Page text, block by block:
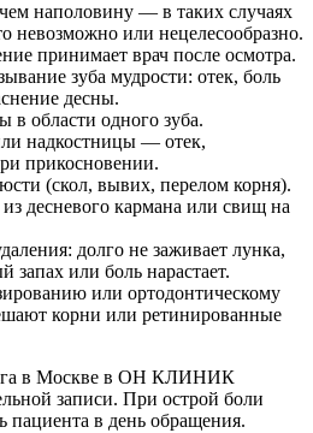
наполовину — в таких случаях
невозможно или нецелесообразно.
принимает врач после осмотра.
зуба мудрости: отек, боль
десны.
области одного зуба.
надкостницы — отек,
прикосновении.
(скол, вывих, перелом корня).
десневого кармана или свищ на
долго не заживает лунка,
запах или боль нарастает.
или ортодонтическому
корни или ретинированные
в Москве в ОН КЛИНИК
записи. При острой боли
пациента в день обращения.